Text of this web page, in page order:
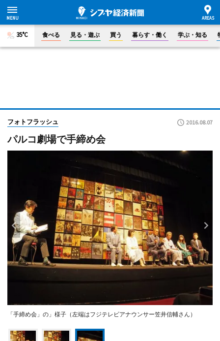
35°C 食べる 見る・遊ぶ 買う 暮らす・働く 学ぶ・知る
フォトフラッシュ 2016.08.07
パルコ劇場で手締め会
「手締め会」の」様子（左端はフジテレビアナウンサー笠井信輔さん）